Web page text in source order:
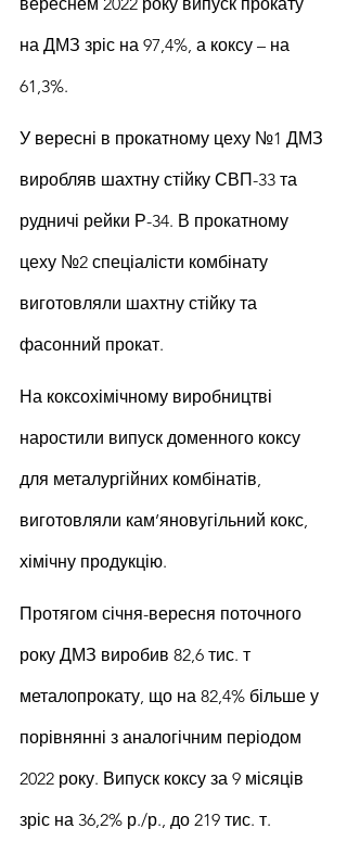
на ДМЗ зріс на 97,4%, а коксу – на
61,3%.
У вересні в прокатному цеху №1 ДМЗ
виробляв шахтну стійку СВП-33 та
рудничі рейки Р-34. В прокатному
цеху №2 спеціалісти комбінату
виготовляли шахтну стійку та
фасонний прокат.
На коксохімічному виробництві
наростили випуск доменного коксу
для металургійних комбінатів,
виготовляли кам’яновугільний кокс,
хімічну продукцію.
Протягом січня-вересня поточного
року ДМЗ виробив 82,6 тис. т
металопрокату, що на 82,4% більше у
порівнянні з аналогічним періодом
2022 року. Випуск коксу за 9 місяців
зріс на 36,2% р./р., до 219 тис. т.